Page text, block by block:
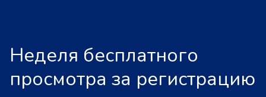
Неделя бесплатного
просмотра за регистрацию